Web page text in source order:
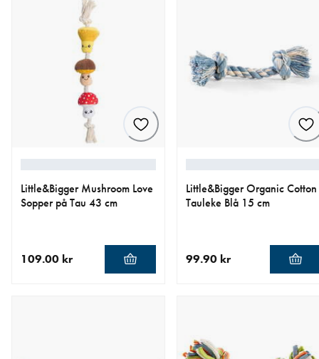
Little&Bigger Mushroom Love
Sopper på Tau 43 cm
109.00 kr
Little&Bigger Organic Cotton
Tauleke Blå 15 cm
99.90 kr